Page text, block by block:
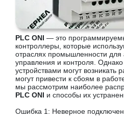
PLC ONI — это
контроллеры, которые
отраслях промышленности для
управления и контроля.
устройствами могут возникать
могут привести к сбоям в
мы рассмотрим наиболее
PLC ONI и способы их
Ошибка 1: Неверное